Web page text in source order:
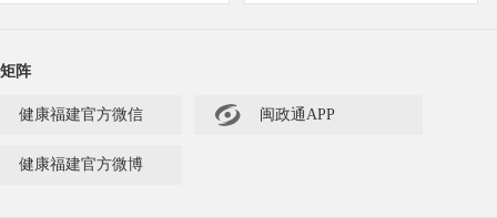
阵
健康福建官方微信  闽政通APP
健康福建官方微博